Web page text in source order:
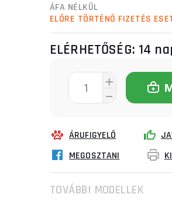
ÁFA NÉLKÜL
ELŐRE TÖRTÉNŐ FIZETÉS
ELÉRHETŐSÉG: 14
ÁRUFIGYELŐ
MEGOSZTANI
TOVÁBBI MODELLEK